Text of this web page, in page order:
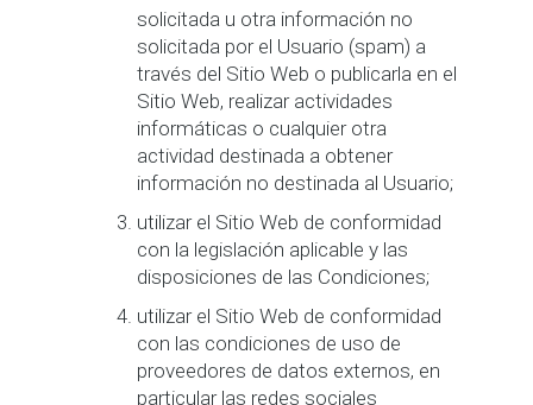
solicitada u otra información no
solicitada por el Usuario (spam) a
través del Sitio Web o publicarla en el
Sitio Web, realizar actividades
informáticas o cualquier otra
actividad destinada a obtener
información no destinada al Usuario;
utilizar el Sitio Web de conformidad
con la legislación aplicable y las
disposiciones de las Condiciones;
utilizar el Sitio Web de conformidad
con las condiciones de uso de
proveedores de datos externos, en
particular las redes sociales